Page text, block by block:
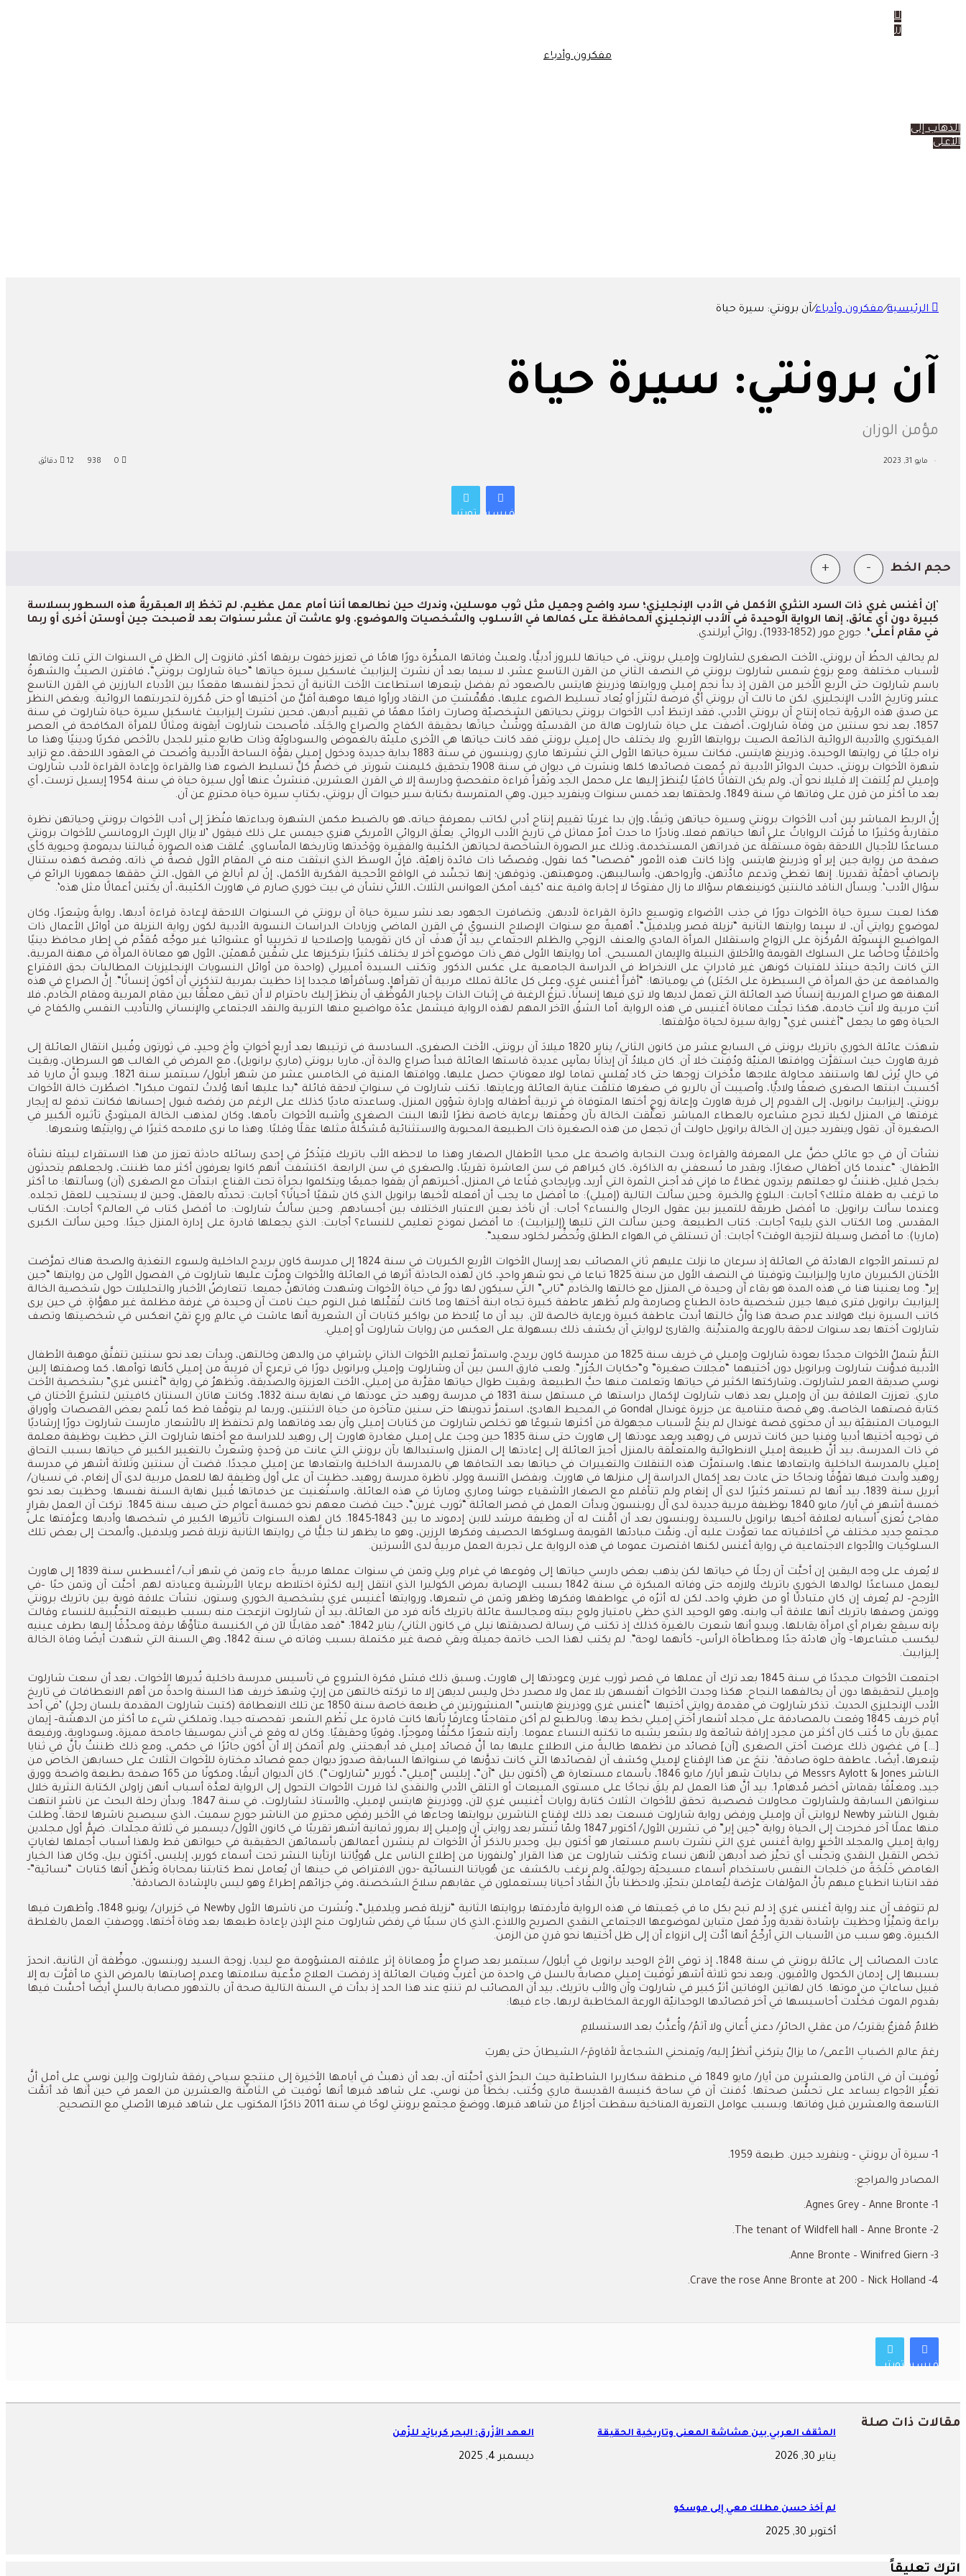
مفكرون وأدباء
الرئيسية/مفكرون وأدباء/آن برونتي: سيرة حياة
آن برونتي: سيرة حياة
مؤمن الوزان
مايو 31, 2023 0 12 دقائق
فيسبوكتويتر
حجم الخط -
+
’إن أغنس غري ذات السرد النثري الأكمل في الأدب الإنجليزي؛ سرد واضح وجميل مثل ثوب موسلين، وندرك حين نطالعها أننا أمام عمل عظيم. لم تخطْ إلا العبقريةُ هذه السطور بسلاسة
كبيرة دون أي عائق. إنها الرواية الوحيدة في الأدب الإنجليزي المحافظة على كمالها في الأسلوب والشخصيات والموضوع. ولو عاشت آن عشر سنوات بعد لأصبحت جين أوستن أخرى أو ربما
في مقام أعلى‘
. جورج مور(1852-1933) ، روائي أيرلندي.
لم يحالفِ الحظُ آن برونتي، الأخت الصغرى لشارلوت وإميلي برونتي، في حياتها للبروز أدبيًّا، ولعبتْ وفاتها المبكِّرة دورًا هامًا في تعزيز خفوت بريقها أكثر، فانزوت إلى الظلِ في السنوات التي تلت وفاتها
لأسباب مختلفة. ومع بزوغ شمس شارلوت برونتي في النصف الثاني من القرن التاسع عشر، لا سيما بعد أن نشرت إليزابيث غاسكيل سيرة حياتها حياة شارلوت برونتي ، فاقترن الصيتُ والشهرةُ
باسم شارلوت حتى الربع الأخير من القرن إذ بدأ نجم إميلي وروايتها وذرينغ هايتس بالصعود ثم بفضل شِعرها استطاعت الأخت الثانية أن تحجزَ لنفسها مقعدًا بين الأدباء البارزين في القرن التاسع
عشر وتاريخ الأدب الإنجليزي. لكن ما نالت آن برونتي أيَّ فرصة لتَبْرزَ أو يُعاد تسليط الضوء عليها، فهُمِّشتِ من النقاد ورأوا فيها موهبة أقلَّ من أختيها أو حتى مُكررة لتجربتهما الروائية. وبغض النظر
عن صدق هذه الرؤية تجاه إنتاج آن برونتي الأدبي، فقد ارتبطَ أدب الأخوات برونتي بحياتهن الشخصيّة وصارت رافدًا مهمًا في تقييم أدبهن، فحين نشرت إليزابيث غاسكيل سيرة حياة شارلوت في سنة
1857، بعد نحو سنتين من وفاة شارلوت، أضفت على حياة شارلوت هالة من القدسيّة ووشَّتْ حياتَها بحقيقة الكفاح والصراع والجَلَد، فأصبحت شارلوت أيقونة ومثالًا للمرأة المكافحة في العصر
الفيكتوري والأديبة الروائية الذائعة الصيت بروايتها الأربع. ولا يختلف حال إميلي برونتي فقد كانت حياتها هي الأخرى مليئة بالغموض والسوداويّة وذات طابع مثير للجدل بالأخص فكريًا ودينيًا وهذا ما
نراه جليًا في روايتها الوحيدة، وذرينغ هايتس، فكانت سيرة حياتها الأولى التي نشرتها ماري روبنسون في سنة بداية جديدة ودخول إميلي بقوَّة الساحة الأدبية وأضحت في العقود اللاحقة، مع تزايد
شهرة الأخوات برونتي، حديث الدوائر الأدبية ثم جُمعت قصائدها كلها ونشرت في ديوان في سنة بتحقيق كليمنت شورتر. في خضمِّ كلِّ تسليط الضوء هذا والقراءة وإعادة القراءة لأدب شارلوت
وإميلي لم يُلتفت إلا قليلا نحو آن، ولم يكن التفاتًا كافيًا ليُنظرَ إليها على محمل الجد وتُقرأ قراءة متفحصةٍ ودارسة إلا في القرن العشرين، فنشرتْ عنها أول سيرة حياة في سنة إيسيل ترست، أي
بعد ما أكثر من قرن على وفاتها في سنة ، ولحقتها بعد خمس سنوات وينفريد جيرن، وهي المتمرسة بكتابة سير حيوات آل برونتي، بكتابِ سيرة حياة محترمٍ عن آن.
إنَّ الربط المباشر بين أدب الأخوات برونتي وسيرة حياتهن وثيقًا، وإن بدا غريبًا تقييم إنتاج أدبي لكاتب بمعرفة حياته، هو بالضبط مكمن الشهرة وبداءتها فنُظرَ إلى أدب الأخوات برونتي وحياتهن نظرة
متقاربةً وكثيرًا ما قُرئت الرواياتُ على أنها حياتهم فعلا، ونادرًا ما حدث أمرٌ مماثل في تاريخ الأدب الروائي. يعلِّق الروائي الأمريكي هنري جيمس على ذلك فيقول ’لا يزال الإرث الرومانسي للأخوات برونتي
مساعدًا للأجيال اللاحقة بقوة مستقلِّة عن قدراتهن المستخدمة، وذلك عبر الصورة الشاخصة لحياتهن الكئيبة والفقيرة ووَحْدتها وتاريخها المأساوي. عُلقت هذه الصورة قُبالتنا بديمومةٍ وحيوية كأي
صفحة من رواية جين إير أو وذرينغ هايتس. وإذا كانت هذه الأمور“ قصصا” كما نقول، وقصصًا ذات فائدة زاهيّة، فإنَّ الوسطَ الذي انبثقت منه في المقام الأول قصةٌ في ذاته، وقصة كهذه ستنال
بإنصافٍ أحقيَّةَ تقديرنا.إنها تغطي وتدعم مادَّتهن، وأرواحهن، وأساليبهن، وموهبتهن، وذوقهن؛ إنها تجسِّد في الواقع الأحجية الفكرية الأكمل، إنْ لم أبالغ في القول، التي حققها جمهورنا الرائع في
سؤال الأدب ‘. ويسأل الناقد فالنتين كونينغهام سؤالا ما زال مفتوحًا لا إجابة وافية عنه ’كيف أمكن العوانس الثلاث، اللائي نشأن في بيت خوري صارم في هاورث الكئيبة، أن يكتبن أعمالًا مثل هذه ‘.
هكذا لعبت سيرة حياة الأخوات دورًا في جذب الأضواء وتوسيع دائرة القراءة لأدبهن. وتضافرت الجهود بعد نشر سيرة حياة آن برونتي في السنوات اللاحقة لإعادة قراءة أدبها، روايةً وشِعرًا، وكان
لموضوع روايتي آن، لا سيما روايتها الثانية نزيلة قصر ويلدفيل ، أهميةً مع سنوات الإصلاح النسويّ في القرن الماضي وزيادات الدراسات النسوية الأدبية لكون رواية النزيلة من أوائل الأعمال ذات
المواضيع النسويّة المُركِّزة على الزواج واستقلال المرأة المادي والعنف الزوجي والظلم الاجتماعي بيد أنَّ هدفَ آن كان تقويميا وإصلاحيا لا تخريبيا أو عشوائيا غير موجَّه مُقدَّم في إطار محافظ دينيًا
وأخلاقيًّا وحاضًّا على السلوك القويمة والأخلاق النبيلة والإيمان المسيحي. أما روايتها الأولى فهي ذات موضوع آخر لا يختلف كثيرًا بتركيزها على شقَّين مُهميْن، الأول هو معاناة المرأة في مهنة المربية،
التي كانت رائجة حينئذ للفتيات كونهن غير قادراتٍ على الانخراط في الدراسة الجامعية على عكس الذكور. وتكتب السيدة أمبيرلي (واحدة من أوائل النسويات الإنجليزيات المطالبات بحق الاقتراع
والمدافعة عن حق المرأة في السيطرة على الحَبَل) في يومياتها: “ أقرأ أغنس غري، وعلى كل عائلة تملك مربية أن تقرأها، وسأقرأها مجددا إذا حظيت بمربية لتذكرني أن أكونَ إنسانًا “. إنَّ الصراع في هذه
المهنة هو صراع المربية إنسانًا ضد العائلة التي تعمل لديها ولا ترى فيها إنسانًا، تبزغُ الرغبة في إثبات الذات بإجبار المُوظِّفِ أن ينظرَ إليك باحترام لا أن تبقى معلَّقًا بين مقام المربية ومقام الخادم، فلا
أنتِ مربية ولا أنتِ خادمة، هكذا تجلَّت معاناة أغنيس في هذه الرواية. أما الشقُ الآخر المهم لهذه الرواية فيشمل عدّة مواضيع منها التربية والنقد الاجتماعي والإنساني والتأديب النفسي والكفاح في
الحياة وهو ما يجعل أغنس غري” رواية سيرة لحياة مؤلفتها.
شهدَت عائلة الخوري باتريك برونتي في السابع عشر من كانون الثاني/ يناير1820 ميلادَ آن برونتي، الأخت الصغرى، السادسة في ترتيبها بعد أربعِ أخواتٍ وأخ وحيدٍ، في ثورتون وقُبيل انتقال العائلة إلى
قرية هاورث حيث استقرَّت ووافتها المنيّة ودُفِنت خلا آن. كان ميلادُ آن إيذانًا بمآسٍ عديدة قاستها العائلة فبدأ صراع والدة آن، ماريا برونتي (ماري برانويل)، مع المرض في الغالب هو السرطان، وبقيت
في حالٍ يُرثى لها واستنفد محاولة علاجها مدَّخرات زوجها حتى كاد يُفلس تماما لولا معوناتٍ حصل عليها، ووافتها المنية في الخامس عشر من شهر أيلول/ سبتمبر سنة ويبدو أنَّ ماريا قد
أكسبت ابنتها الصغرى ضعفًا ولاديًّا، وأصيبت آن بالربو في صغرها فتلقَّت عناية العائلة ورعايتها. تكتب شارلوت في سنواتٍ لاحقة قائلة بدا عليها أنها وُلدتْ لتموت مبكرا “. اضطُرت خالة الأخوات
برونتي، إليزابيث برانويل، إلى القدوم إلى قرية هاورث وإعانة زوجِ أختها المتوفاة في تربية أطفاله وإدارة شؤون المنزل، وساعدته ماديًا كذلك على الرغم من رفضه قبول إحسانها فكانت تدفع له إيجار
غرفتها في المنزل لكيلا تجرح مشاعره بالعطاء المباشر. تعلَّقت الخالة بآن وحفَّتها برعاية خاصة نظرًا لأنها البنت الصغرى وأشبه الأخوات بأمها، وكان لمذهب الخالة الميثوديّ تأثيره الكبير في
الصغيرة آن. تقول وينفريد جيرن إن الخالة برانويل حاولت أن تجعل من هذه الصغيرة ذات الطبيعة المحبوبة والاستثنائية مُشكَّلةً مثلها عقلًا وقلبًا. وهذا ما نرى ملامحه كثيرًا في روايتيْها وشعرها.
نشأت آن في جو عائلي حضَّ على المعرفة والقراءة وبدت النجابة واضحة على محيا الأطفال الصغار وهذا ما لاحظه الأب باتريك فيَذْكرُ في إحدى رسائله حادثة تعزز من هذا الاستقراء لبيئة نشأة
الأطفال: “ عندما كان أطفالي صغارًا، وبقدر ما تُسعفني به الذاكرة، كان كبراهم في سن العاشرة تقريبًا، والصغرى في سن الرابعة. اكتشفت أنهم كانوا يعرفون أكثر مما ظننت، ولجعلهم يتحدثون
بخجل قليل، ظننتُ لو جعلتهم يرتدون غطاءً ما فإني قد أجني الثمرة التي أريد، وبإيجادي قنًاعا في المنزل، أخبرتهم أن يقفوا جميعًا ويتكلموا بجرأة تحت القناع. ابتدأت مع الصغرى (آن) وسألتها: ما أكثر
ما ترغب به طفلة مثلك؟ أجابت : البلوغ والخبرة. وحين سألت التالية (إميلي): ما أفضل ما يجب أن أفعله لأخيها برانويل الذي كان شقيًا أحيانًا؟ أجابت: تحدثه بالعقل، وحين لا يستجيب للعقل تجلده.
وعندما سألت برانويل: ما أفضل طريقة للتمييز بين عقول الرجال والنساء؟ أجاب: أن نأخذ بعين الاعتبار الاختلاف بين أجسادهم. وحين سألتُ شارلوت: ما أفضل كتاب في العالم؟ أجابت: الكتاب
المقدس. وما الكتاب الذي يليه؟ أجابت: كتاب الطبيعة. وحين سألت التي تليها (إليزابيث ): ما أفضل نموذج تعليمي للنساء؟ أجابت: الذي يجعلها قادرة على إدارة المنزل جيدًا. وحين سألت الكبرى
(ماريا): ما أفضل وسيلة لتزجية الوقت؟ أجابت: أن تستلقي في الهواء الطلق وتُحضِّر لخلود سعيد “.
لم تستمر الأجواء الهادئة في العائلة إذ سرعان ما نزلت عليهم ثاني المصائب بعد إرسال الأخوات الأربع الكبريات في سنة إلى مدرسة كاون بريدج الداخلية ولسوء التغذية والصحة هناك تمرَّضت
الأختان الكبيريان ماريا وإليزابيث وتوفيتا في النصف الأول من سنة تباعا في نحو شهرٍ واحدٍ، كان لهذه الحادثة أثرها في العائلة والأخوات ومرَّت عليها شارلوت في الفصول الأولى من روايتها
جين
إير“. وما يعنينا هنا في هذه المدة هو بقاء آن وحيدة في المنزل مع خالتها والخادم تابي” التي سيكون لها دورٌ في حياة الأخوات وشهدت وفاتهنَّ جميعا. تتعارضُ الأخبار والتحليلات حول شخصية الخالة
إليزابيث برانويل فترى فيها جيرن شخصية حادة الطباع وصارمة ولم تُظهر عاطفة كبيرة تجاه ابنة أختها وما كانت لتُقبِّلها قبل النوم حيث نامت آن وحيدة في غرفة مظلمة غير مهوَّاةٍ. في حين يرى
كاتب السيرة نيك هولاند عدم صحة هذا وأنَّ خالتها أبدت عاطفة كبيرة ورعاية خالصة لآن. بيد أن ما يُلاحظ من بواكير كتابات آن الشعرية أنها عاشت في عالمٍ ورعٍ تقيّ انعكس في شخصيتها وتصف
شارلوت أختها بعد سنوات لاحقة بالورعة والمتديِّنة. والقارئ لروايتي آن يكشف ذلك بسهولة على العكس من روايات شارلوت أو إميلي.
التمَّ شملُ الأخوات مجددًا بعودة شارلوت وإميلي في خريف سنة من مدرسة كاون بريدج، واستمرَّ تعليم الأخوات الذاتي بإشرافٍ من والدهن وخالتهن، وبدأت بعد نحو سنتين تتفتَّق موهبة الأطفال
الأدبية فدوَّنت شارلوت وبرانويل دون أختيهما مجلات صغيرة” و حكايات الجُزُر“. ولعب فارق السن بين آن وشارلوت وإميلي وبرانويل دورًا في ترعرعِ آن قريبةً من إميلي كأنها توأمها، كما وصفتها إلين
نوسي صديقة العمر لشارلوت، وشاركتها الكثير في حياتها وتعلمت منها حبَّ الطبيعة. وبقيت طوال حياتها مقرَّبة من إميلي، الأخت العزيزة والصديقة، وتَظهرُ في رواية أغنس غري” بشخصية الأخت
ماري. تعززت العلاقة بين آن وإميلي بعد ذهاب شارلوت لإكمال دراستها في مستهل سنة في مدرسة روهيد حتى عودتها في نهاية سنة ، وكانت هاتان السنتان كافيتين لتشرعَ الأختان في
كتابة قصتهما الخاصة، وهي قصة متنامية عن جزيرة غوندال في المحيط الهادئ، استمرَّ تدوينها حتى سنين متأخرة من حياة الاثنتين، وربما لم يتوقَّفا قط كما تُلمح بعض القصصات وأوراق
اليوميات المتبقيّة بيد أن محتوى قصة غوندال لم ينجُ لأسباب مجهولة من أكثرها شيوعًا هو تخلص شارلوت من كتابات إميلي وآن بعد وفاتهما ولم تحتفظ إلا بالأشعار. مارست شارلوت دورًا إرشاديًا
في توجيه أختيها أدبيا وفنيا حين كانت تدرس في روهيد وبعد عودتها إلى هاورث حتى سنة حين وجبَ على إميلي مغادرة هاورث إلى روهيد للدراسة مع أختها شارلوت التي حظيت بوظيفة معلمة
في ذات المدرسة، بيد أنَّ طبيعة إميلي الانطوائية والمتعلَّقة بالمنزل أجبرَ العائلة إلى إعادتها إلى المنزل واستبدالها بآن برونتي التي عانت من وَحدةٍ وشعرتْ بالتغيير الكبير في حياتها بسبب التحاق
إميلي بالمدرسة الداخلية وابتعادها عنها، واستمرَّت هذه التنقلات والتغييرات في حياتها بعد التحاقها هي بالمدرسة الداخلية وابتعادها عن إميلي مجددًا. قضت آن سنتين وثلاثة أشهر في مدرسة
روهيد وأبدت فيها تفوِّقًا ونجاحًا حتى عادت بعد إكمال الدراسة إلى منزلها في هاورث. وبفضل الآنسة وولر، ناظرة مدرسة روهيد، حظيت آن على أول وظيفة لها للعمل مربية لدى آل إنغام، في نسيان/
أبريل سنة ، بيد أنها لم تستمر كثيرًا لدى آل إنغام ولم تتأقلم مع الصغار الأشقياء جوشا وماري ومارثا في هذه العائلة، واستُغنيت عن خدماتها قُبيل نهاية السنة نفسها. وحظيت بعد نحو
خمسة أشهرٍ في أيار/ مايو بوظيفة مربية جديدة لدى آل روبنسون وبدأت العمل في قصر العائلة ثورب غرين ، حيث قضت معهم نحو خمسة أعوام حتى صيف سنة تركت آن العمل بقرارٍ
مفاجئ تُعزى أسبابه لعلاقة أخيها برانويل بالسيدة روبنسون بعد أن أمَّنت له آن وظيفة مرشد للابن إدموند ما بين كان لهذه السنوات تأثيرها الكبير في شخصها وأدبها وعرَّفتها على
مجتمع جديد مختلف في أخلاقياته عما تعوَّدت عليه آن، ونمَّت مبادئها القويمة وسلوكها الحصيف وفكرها الرزين، وهو ما يظهر لنا جليًّا في روايتها الثانية نزيلة قصر ويلدفيل، وألمحت إلى بعض تلك
السلوكيات والأجواء الاجتماعية في رواية أغنس لكنها اقتصرت عموما في هذه الرواية على تجربة العمل مربيةً لدى الأسرتين.
لا يُعرف على وجه اليقين إن أحبَّت آن رجلًا في حياتها لكن يذهب بعض دارسي حياتها إلى وقوعها في غرام ويلي وتمن في سنوات عملها مربيةً. جاء وتمن في شهر آب/ أغسطس سنة إلى هاورث
ليعمل مساعدًا لوالدها الخوري باتريك ولازمه حتى وفاته المبكرة في سنة بسبب الإصابة بمرض الكوليرا الذي انتقل إليه لكثرة اختلاطه برعايا الأبرشية وعيادته لهم. أحبَّت آن وتمن حبًا –في
الأرجح– لم يُعرف إن كان متبادلًا أو من طرفٍ واحد، لكن له أثرُه في عواطفها وفكرها وظهر وتمن في شعرها، وروايتها أغنيس غري بشخصية الخوري وستون. نشأت علاقة قوية بين باتريك برونتي
ووتمن وصفها باتريك أنها علاقة أب وابنه، وهو الوحيد الذي حظي بامتياز ولوج بيته ومجالسة عائلة باتريك كأنه فرد من العائلة، بيد أن شارلوت انزعجت منه بسبب طبيعته التحبُّبية للنساء وقالت
بإنه سيقع بغرام أي امرأة يقابلها، ويبدو أنها شعرت بالغيرة كذلك إذ تكتب في رسالة لصديقتها نيلي في كانون الثاني/ يناير1842: “ قعد مقابلًا لآن في الكنيسة متأوِّهًا برقة ومحدِّقًا إليها بطرف عينيه
ليكسب مشاعرها– وآن هادئة جدًا ومطأطأة الرأس– كأنهما لوحة “. لم يكتب لهذا الحب خاتمة جميلة وبقي قصة غير مكتملة بسبب وفاته في سنة ، وهي السنة التي شهدت أيضًا وفاة الخالة
إليزابيث.
اجتمعت الأخوات مجددًا في سنة بعد ترك آن عملها في قصر ثورب غرين وعودتها إلى هاورث، وسبق ذلك فشل فكرة الشروع في تأسيس مدرسة داخلية تُديرها الأخوات، بعد أن سعت شارلوت
وإميلي لتحقيقها دون أن يحالفهما النجاح. هكذا وجدت الأخوات أنفسهن بلا عمل ولا مصدر دخل وليس لديهن إلا ما تركته خالتهن من إرثٍ وشهدَ خريف هذا السنة واحدةً من أهم الانعطافات في تاريخ
الأدب الإنجليزي الحديث. تذكر شارلوت في مقدمة روايتي أختيها أغنس غري ووذرينغ هايتس” المنشورتين في طبعة خاصة سنة عن تلك الانعطافة (كتبت شارلوت المقدمة بلسان رجلٍ) ’في أحد
أيام خريف وقعت بالمصادفة على مجلد أشعار أختي إميلي بخط يدها. وبالطبع لم أكن متفاجئًا وعارفًا بأنها كانت قادرة على نَظْمِ الشعر: تفحصته جيدا، وتملكني شيء ما أكثر من الدهشة– إيمان
عميق بأن ما كُتب كان أكثر من مجرد إراقة شائعة ولا بشعر يشبه ما تكتبه النساء عموما. رأيته شعرًا مكثَّفًا وموجزًا، وقويًا وحقيقيًا. وكان له وقع في أذني بموسيقا جامحة مميزة، وسوداوية، ورفيعة
[…] في غضون ذلك عرضت أختي الصغرى [آن] قصائد من نظمها طالبةً مني الاطلاع عليها بما أنَّ قصائد إميلي قد أبهجتني. ولم أتمكن إلا أن أكون جائرًا في حكمي، ومع ذلك ظننتُ بأنَّ في ثنايا
شِعرها، أيضًا، عاطفة حلوة صادقة ‘. نتجَ عن هذا الإقناع لإميلي وكشف آن لقصائدها التي كانت تدوَّنها في سنواتها السابقة صدورَ ديوان جمع قصائد مختارة للأخوات الثلاث على حسابهن الخاص من
الناشرMessrs Aylott & Jones في بدايات شهر أيار/ مايو ، بأسماء مستعارة هي (آكتون بيل آن ، إيليس “إميلي ، كُورير“ شارلوت “). كان الديوان أنيقًا، ومكونًا من صفحة بطبعة واضحة وورق
جيد، ومغلّفًا بقماش أخضر مُدهام1. بيد أنَّ هذا العمل لم يلقَ نجاحًا على مستوى المبيعات أو التلقي الأدبي والنقدي لذا قررت الأخوات التحول إلى الرواية لعدَّة أسباب أنهن زاولن الكتابة النثرية خلال
سنواتهن السابقة ولشارلوت محاولات قصصية. تحقق للأخوات الثلاث كتابة روايات أغنيس غري لآن، ووذرينغ هايتس لإميلي، والأستاذ لشارلوت، في سنة وبدأن رحلة البحث عن ناشرٍ انتهت
بقبول الناشرNewby لروايتي آن وإميلي ورفض رواية شارلوت فسعت بعد ذلك لإقناع الناشرين بروايتها وجاءها في الأخير رفضٍ محترمٍ من الناشر جورج سميث، الذي سيصبح ناشرها لاحقا، وطلبَ
منها عملًا آخر فخرجت إلى الحياة رواية جين إير” في تشرين الأول/ أكتوبر1847 ولمّا تُنشر بعد روايتي آن وإميلي إلا بمرور ثمانية أشهر تقريبًا في كانون الأول/ ديسمبر في ثلاثة مجلدات. ضمَّ أول مجلدين
رواية إميلي والمجلد الأخير رواية أغنس غري التي نشرت باسم مستعار هو آكتون بيل. وجدير بالذكر أنَّ الأخوات لم ينشرن أعمالهن بأسمائهن الحقيقية في حيواتهن قط ولهذا أسباب أُجملها لغاياتٍ
تخص التقبل النقدي وتجنُّب أي تحيِّز ضد أدبهن لأنهن نساء وتكتب شارلوت عن هذا القرار’ولنفورنا من إطلاع الناس على هُويَّاتنا ارتأينا النشر تحت أسماء كورير، إيليس، آكتون بيل، وكان هذا الخيار
الغامض خَلْجَةً من خلجات النفس باستخدام أسماء مسيحيّة رجوليّة، ولم نرغب بالكشف عن هُوياتنا النسائية -دون الافتراض في حينها أن يُعامل نمط كتابتنا بمحاباة وتُظنُّ أنها كتابات “نسائية”-
فقد انتابنا انطباع مبهم بأنَّ المؤلفات عرْضة ليُعاملن بتحيّز، ولاحظنا بأنَّ النقَّاد أحيانا يستعملون في عقابهم سلاحَ الشخصنة، وفي جزائهم إطراءً وهو ليس بالإشادة الصادقة‘.
لم تتوقف آن عند رواية أغنس غري إذ لم تبح بكل ما في جَعبتها في هذه الرواية فأردفتها بروايتها الثانية نزيلة قصر ويلدفيل ، ونُشرت من ناشرها الأول Newby في حَزيران/ يونيو ، وأظهرت فيها
براعة وتميِّزًا وحظيت بإشادة نقدية وردِّ فعل متباين لموضوعها الاجتماعي النقدي الصريح واللاذع، الذي كان سببًا في رفض شارلوت منح الإذن بإعادة طبعها بعد وفاة أختها، ووصفتِ العمل بالغلطة
الكبيرة، وهو سبب من الأسباب التي أرجِّحُ أنها أدَّت إلى انزواء آن إلى ظل أختيها نحو قرنٍ من الزمن.
عادت المصائب إلى عائلة برونتي في سنة ، إذ توفي الأخ الوحيد برانويل في أيلول/ سبتمبر بعد صراعٍ مرٍّ ومعاناة إثر علاقته المشؤومة مع ليديا، زوجة السيد روبنسون، موظِّفة آن الثانية، انحدرَ
بسببها إلى إدمان الكحول والأفيون. وبعد نحو ثلاثة أشهر تُوفيت إميلي مصابةً بالسل في واحدة من أغرب وفيات العائلة إذ رفضت العلاج مدَّعية سلامتها وعدم إصابتها بالمرض الذي ما أقرَّت به إلا
قبيل ساعاتٍ من موتها. كان لهاتين الوفاتين أثرٌ كبير في شارلوت وآن والأب باتريك، بيد أن المصائب لم تنتهِ عند هذا الحد إذ بدأت في السنة التالية صحة آن بالتدهور مصابة بالسلٍ أيضًا أحسَّت فيها
بقدوم الموت فخلَّدت أحاسيسها في آخر قصائدها الوجدانيّة الورعة المخاطبة لربها، جاء فيها:
ظلامٌ مُفزعٌ يقتربُ/ من عقلي الحائرِ/ دعني أُعاني ولا آثمُ/ وأُعذَّبُ بعد الاستسلامِ
رغمَ عالمِ الضبابِ الأعمى/ ما يزالُ يتركني أنظرُ إليه/ ويَمنحني الشجاعةَ لأقاومَ-/ الشيطانَ حتى يهربَ
تُوفيت آن في الثامن والعشرين من أيار/ مايو في منطقة سكاربرا الشاطئية حيث البحرُ الذي أحبَّته آن، بعد أن ذهبتْ في أيامها الأخيرة إلى منتجعٍ سياحي رفقة شارلوت وإلين نوسي على أمل أنَّ
تغيُّر الأجواء يساعد على تحسُّن صحتها. دُفنت آن في ساحة كنيسة القديسة ماري وكُتب، بخطأ من نوسي، على شاهد قبرها أنها تُوفيت في الثامنة والعشرين من العمر في حين أنها قد أتمَّت
التاسعة والعشرين قبل وفاتها. وبسبب عوامل التعرية المناخية سقطت أجزاءٌ من شاهد قبرها، ووضعَ مجتمع برونتي لوحًا في سنة ذاكرًا المكتوب على شاهد قبرها الأصلي مع التصحيح.
1- سيرة آن برونتي – وينفريد جيرن. طبعة
المصادر والمراجع:
1- Agnes Grey – Anne Bronte.
2- The tenant of Wildfell hall – Anne Bronte.
3- Anne Bronte – Winifred Giern.
4- Crave the rose Anne Bronte at 200 – Nick Holland.
فيسبوكتويتر
مقالات ذات صلة
المثقف العربي بين هشاشة المعنى وتاريخية الحقيقة
يناير 30, 2026
العهد الأزْرق: البحر كربائِد للزّمن
ديسمبر 4, 2025
لم آخذ حسن مطلك معي إلى موسكو
أكتوبر 30, 2025
اترك تعليقاً
زر
الذهاب إلى
الأعلى